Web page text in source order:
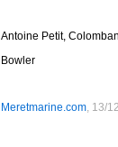
Antoine Petit,
Bowler
Meretmarine.com, 13/